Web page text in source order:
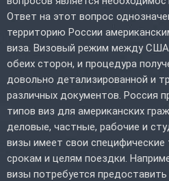
Ответ на этот вопрос
территорию России
виза. Визовый режим между США
обеих сторон, и процедура
довольно детализированной и
различных документов. Россия
типов виз для американских
деловые, частные, рабочие и
визы имеет свои
срокам и целям поездки.
визы потребуется